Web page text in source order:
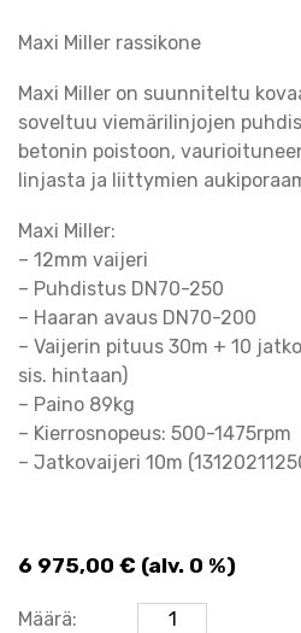
Maxi Miller rassikone
Maxi Miller on suunniteltu
soveltuu viemärilinjojen
betonin poistoon,
linjasta ja liittymien
Maxi Miller:
– 12mm vaijeri
– Puhdistus DN70-250
– Haaran avaus DN70-200
– Vaijerin pituus 30m + 10
sis. hintaan)
– Paino 89kg
– Kierrosnopeus: 500-1475rpm
– Jatkovaijeri 10m
6 975,00 € (alv. 0 %)
Maxi Miller
Määrä: